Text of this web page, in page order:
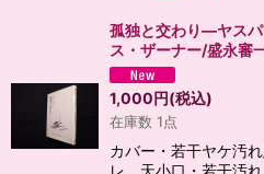
絞り込
孤独と交わり―ヤス
ス・ザーナー/盛永審
1,000円(税込)
在庫数 1点
カバー・若干ヤケ汚
レ 天小口・若干汚